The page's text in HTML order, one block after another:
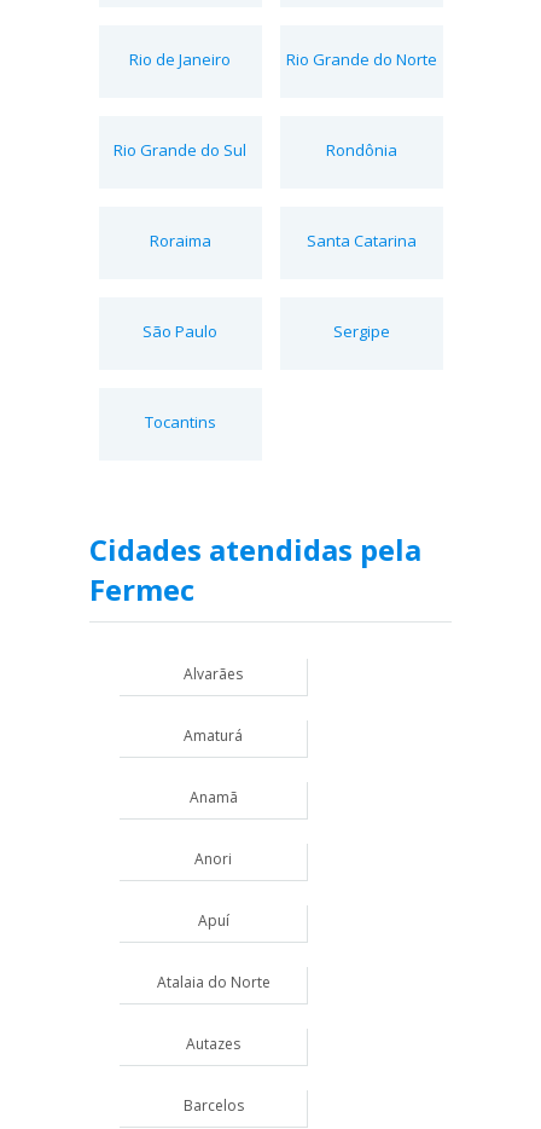
Rio de Janeiro Rio Grande do Norte
Rio Grande do Sul Rondônia
Roraima Santa Catarina
São Paulo Sergipe
Tocantins
Cidades atendidas pela
Fermec
Alvarães
Amaturá
Anamã
Anori
Apuí
Atalaia do Norte
Autazes
Barcelos